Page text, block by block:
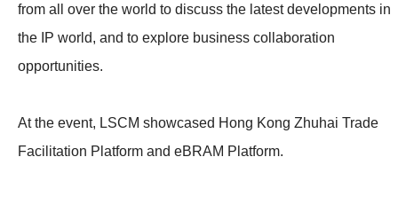
from all over the world to discuss the latest developments in
the IP world, and to explore business collaboration
opportunities.
At the event, LSCM showcased Hong Kong Zhuhai Trade
Facilitation Platform and eBRAM Platform.